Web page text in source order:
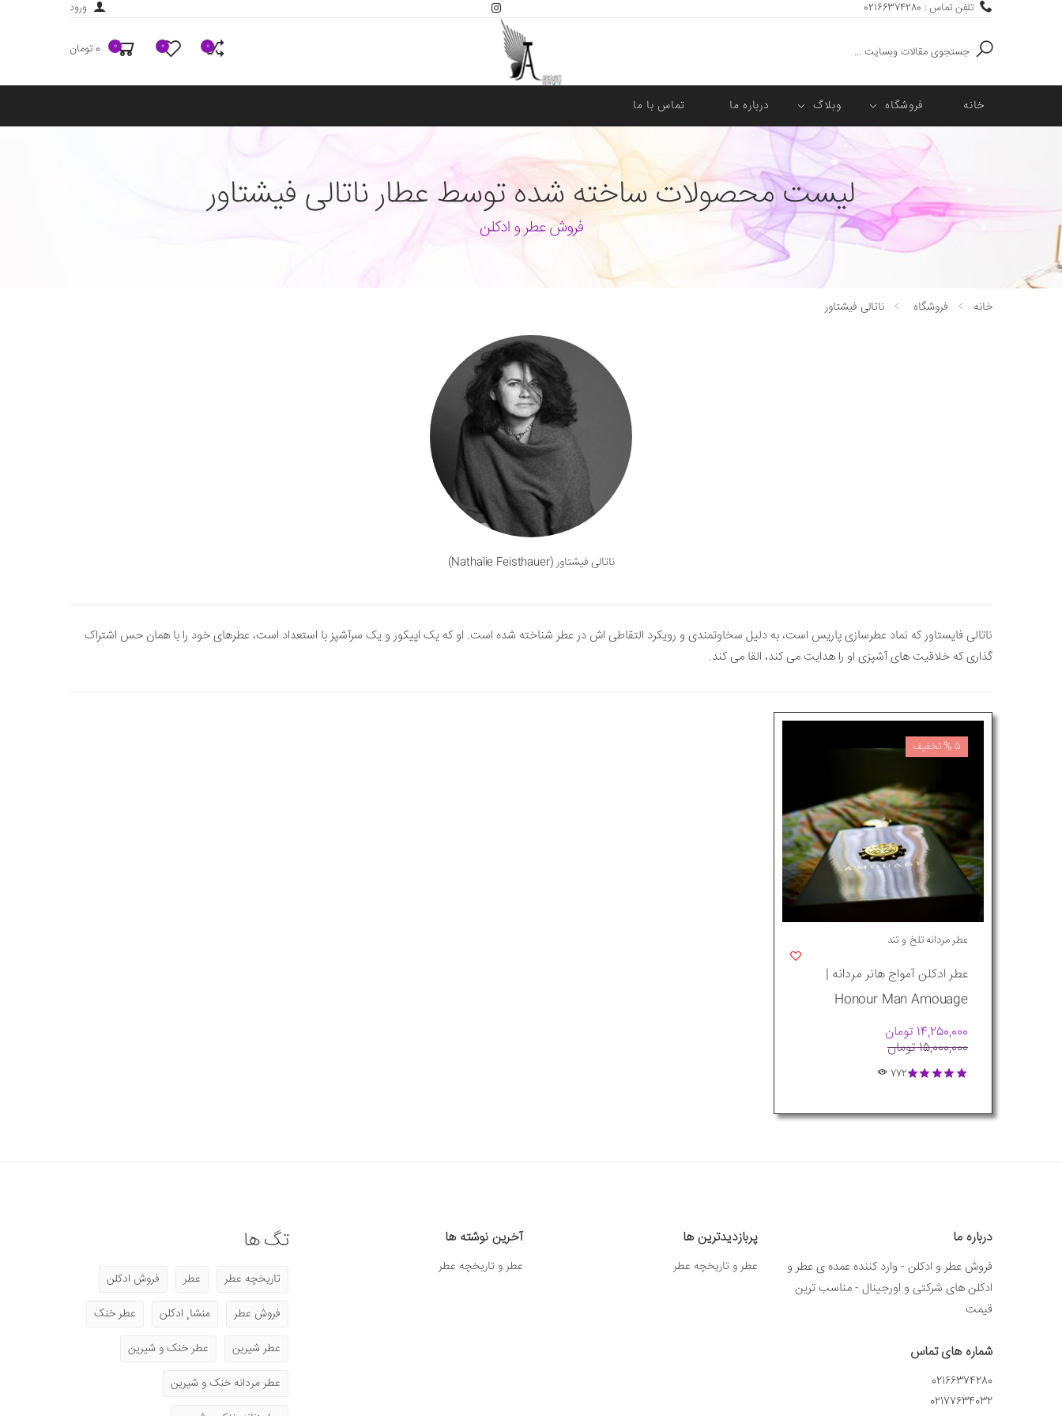
تلفن تماس : 02166374280 ورود
جستجو 0
0
0 0 تومان
خانه فروشگاه وبلاگ درباره ما تماس با ما
لیست محصولات ساخته شده توسط عطار ناتالی فیشتاور
فروش عطر و ادکلن
خانه فروشگاه ناتالی فیشتاور
ناتالی فیشتاور (Nathalie Feisthauer)
ناتالی فایستاور که نماد عطرسازی پاریس است، به دلیل سخاوتمندی و رویکرد التقاطی اش در عطر شناخته شده است. او که یک اپیکور و یک سرآشپز با استعداد است، عطرهای خود را با همان حس اشتراک
گذاری که خلاقیت های آشپزی او را هدایت می کند، القا می کند.
5 % تخفیف
عطر مردانه تلخ و تند
عطر ادکلن آمواج هانر مردانه |
Honour Man Amouage
14,250,000 تومان
15,000,000 تومان
772
درباره ما
فروش عطر و ادکلن - وارد کننده عمده ی عطر و
ادکلن های شرکتی و اورجینال - مناسب ترین
قیمت
شماره های تماس
02166374280
02177634032
پربازدیدترین ها
عطر و تاریخچه عطر
آخرین نوشته ها
عطر و تاریخچه عطر
تگ ها
تاریخچه عطر عطر
فروش ادکلن
فروش عطر
منشا ٕ ادکلن
عطر خنک
عطر شیرین
عطر خنک و شیرین
عطر مردانه خنک و شیرین